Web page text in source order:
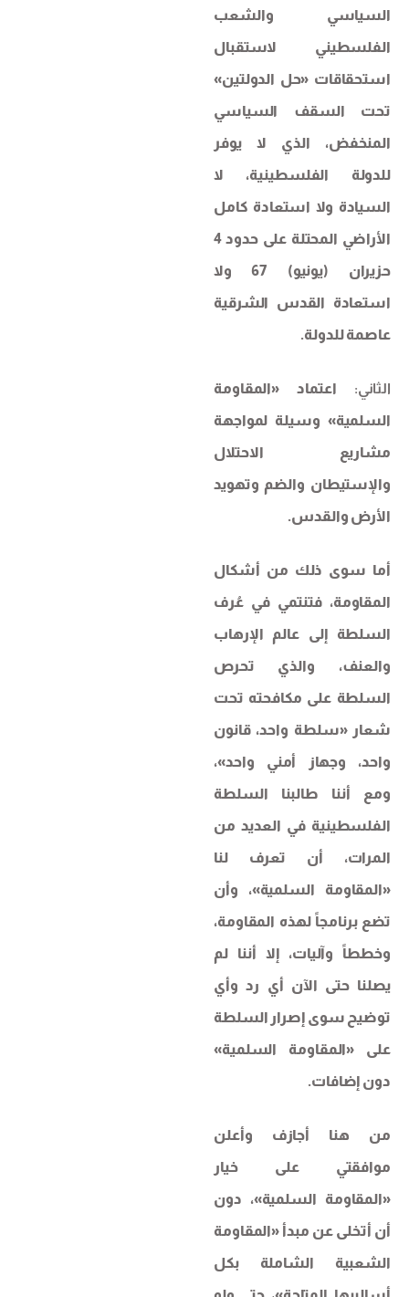
السياسي والشعب
الفلسطيني لاستقبال
استحقاقات «حل الدولتين»
تحت السقف السياسي
المنخفض، الذي لا يوفر
للدولة الفلسطينية، لا
السيادة ولا استعادة كامل
الأراضي المحتلة على حدود 4
حزيران (يونيو) 67 ولا
استعادة القدس الشرقية
عاصمة للدولة.
الثاني: اعتماد «المقاومة
السلمية» وسيلة لمواجهة
مشاريع الاحتلال
والإستيطان والضم وتهويد
الأرض والقدس.
أما سوى ذلك من أشكال
المقاومة، فتنتمي في عُرف
السلطة إلى عالم الإرهاب
والعنف، والذي تحرص
السلطة على مكافحته تحت
شعار «سلطة واحد، قانون
واحد، وجهاز أمني واحد»،
ومع أننا طالبنا السلطة
الفلسطينية في العديد من
المرات، أن تعرف لنا
«المقاومة السلمية»، وأن
تضع برنامجاً لهذه المقاومة،
وخططاً وآليات، إلا أننا لم
يصلنا حتى الآن أي رد وأي
توضيح سوى إصرار السلطة
على «المقاومة السلمية»
دون إضافات.
من هنا أجازف وأعلن
موافقتي على خيار
«المقاومة السلمية»، دون
أن أتخلى عن مبدأ «المقاومة
الشعبية الشاملة بكل